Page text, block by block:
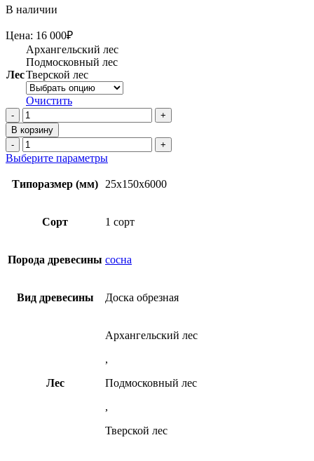
В наличии
Цена: 16 000₽
Лес
Архангельский лес
Подмосковный лес
Тверской лес
Очистить
Количество
товара
Доска
обрезная
25х150х6000
1
В корзину
Количество
товара
Доска
обрезная
25х150х6000
из
сосны
Выберите параметрыЭтот
имеет
Опции
на
Типоразмер (мм) 25x150x6000
Сорт 1 сорт
Порода древесины сосна
Вид древесины Доска обрезная
Лес
Архангельский лес
,
Подмосковный лес
,
Тверской лес